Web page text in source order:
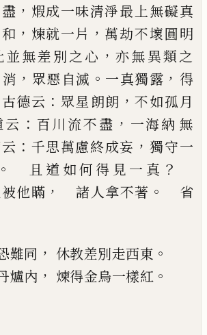
， 煆成一味清淨最 上無礙真
， 煉就一片 ， 萬劫不壞圓明
並無差別之心 ， 亦無異類之
消 ， 眾惡自滅 。 一真獨露 ， 得
德云 ： 眾星 朗朗 ， 不如孤月
： 百川流不盡 ， 一海納 無
： 千思萬慮終成妄 ， 獨守一
。 且道如何得見一真 ？
他瞞 ， 諸人拿不著 。
省
難同 ， 休教差別走西東 。
爐內 ， 煉得金烏一樣紅 。